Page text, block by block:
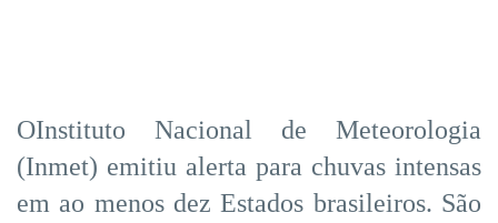
OInstituto Nacional de Meteorologia
(Inmet) emitiu alerta para chuvas intensas
em ao menos dez Estados brasileiros. São